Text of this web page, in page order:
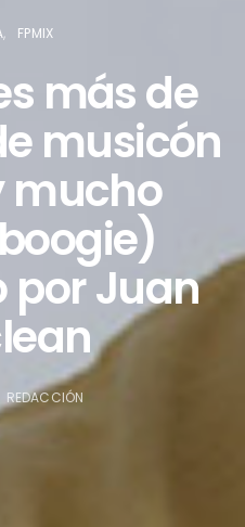
FPMIX
más de
musicón
mucho
por Juan
REDACCIÓN